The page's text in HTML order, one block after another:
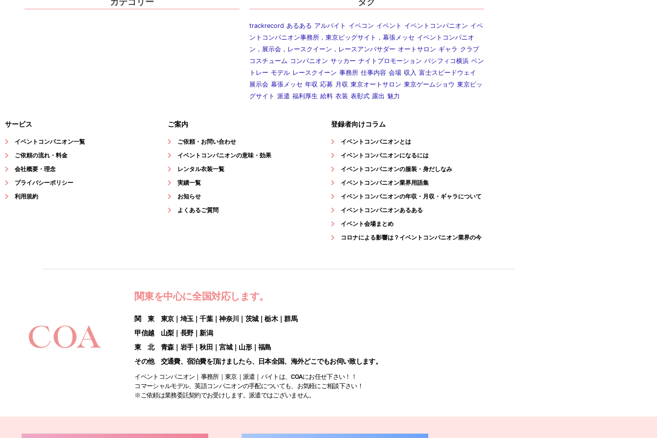
trackrecord あるある アルバイト イベコン イベント イベントコンパニオン イベ
ントコンパニオン事務所，東京ビッグサイト，幕張メッセ イベントコンパニオ
ン，展示会，レースクイーン，レースアンバサダー オートサロン ギャラ クラブ
コスチューム コンパニオン サッカー ナイトプロモーション パシフィコ横浜 ベン
トレー モデル レースクイーン 事務所 仕事内容 会場 収入 富士スピードウェイ
展示会 幕張メッセ 年収 応募 月収 東京オートサロン 東京ゲームショウ 東京ビッ
グサイト 派遣 福利厚生 給料 衣装 表彰式 露出 魅力
サービス
イベントコンパニオン一覧
ご依頼の流れ・料金
会社概要・理念
プライバシーポリシー
利用規約
ご案内
ご依頼・お問い合わせ
イベントコンパニオンの意味・効果
レンタル衣装一覧
実績一覧
お知らせ
よくあるご質問
登録者向けコラム
イベントコンパニオンとは
イベントコンパニオンになるには
イベントコンパニオンの服装・身だしなみ
イベントコンパニオン業界用語集
イベントコンパニオンの年収・月収・ギャラについて
イベントコンパニオンあるある
イベント会場まとめ
コロナによる影響は？イベントコンパニオン業界の今
関東を中心に全国対応します。
関 東 東京｜埼玉｜千葉｜神奈川｜茨城｜栃木｜群馬
甲信越 山梨｜長野｜新潟
東 北 青森｜岩手｜秋田｜宮城｜山形｜福島
その他 交通費、宿泊費を頂けましたら、日本全国、海外どこでもお伺い致します。
イベントコンパニオン｜事務所｜東京｜派遣｜バイトは、COAにお任せ下さい！！
コマーシャルモデル、英語コンパニオンの手配についても、お気軽にご相談下さい！
※ご依頼は業務委託契約でお受けします。派遣ではございません。